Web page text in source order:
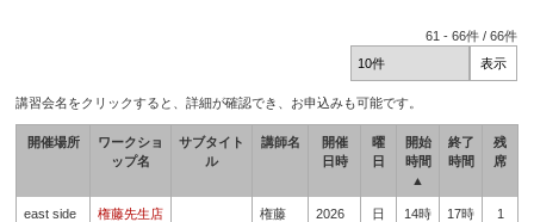
61 -66件 /66件
講習会名をクリックすると、詳細が確認でき、お申込みも可能です。
開催場所
ワークショ
ップ名
サブタイト
ル
講師名
開催
日時
曜
日
開始
時間
▲
終了
時間
残
席
east side
権藤先生店
権藤
2026
日
14時
17時
1